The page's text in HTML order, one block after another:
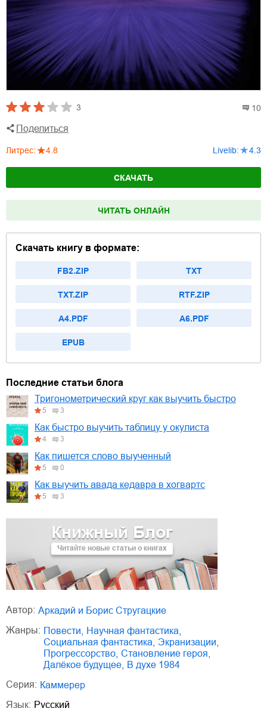
3 10
Поделиться
Литрес: 4.8 Livelib: 4.3
СКАЧАТЬ
ЧИТАТЬ ОНЛАЙН
Скачать книгу в формате:
FB2.ZIP TXT
TXT.ZIP RTF.ZIP
A4.PDF A6.PDF
EPUB
Книжный Блог
Читайте новые статьи о книгах
Последние статьи блога
Тригонометрический круг как выучить быстро
5 3
Как быстро выучить таблицу у окулиста
4 3
Как пишется слово выученный
5 0
Как выучить авада кедавра в хогвартс
5 3
Автор:
Аркадий и Борис Стругацкие
Жанры:
повести, научная фантастика,
социальная фантастика, экранизации,
прогрессорство, становление героя,
далёкое будущее,
В духе 1984
Серия:
Каммерер
Язык: Русский